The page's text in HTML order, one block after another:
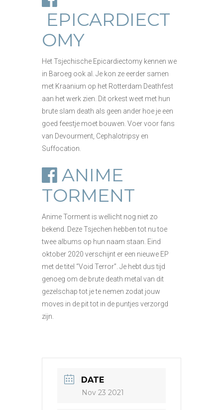
EPICARDIECT
OMY
Het Tsjechische Epicardiectomy kennen we
in Baroeg ook al. Je kon ze eerder samen
met Kraanium op het Rotterdam Deathfest
aan het werk zien. Dit orkest weet met hun
brute slam death als geen ander hoe je een
goed feestje moet bouwen. Voer voor fans
van Devourment, Cephalotripsy en
Suffocation.
ANIME
TORMENT
Anime Torment is wellicht nog niet zo
bekend. Deze Tsjechen hebben tot nu toe
twee albums op hun naam staan. Eind
oktober 2020 verschijnt er een nieuwe EP
met de titel “Void Terror”. Je hebt dus tijd
genoeg om de brute death metal van dit
gezelschap tot je te nemen zodat jouw
moves in de pit tot in de puntjes verzorgd
zijn.
DATE
Nov 23 2021